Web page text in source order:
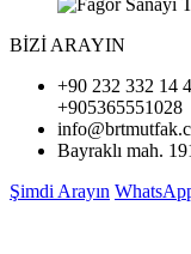
BİZİ ARAYIN
+90 232 332 14
+905365551028
Bayraklı mah.
Şimdi Arayın